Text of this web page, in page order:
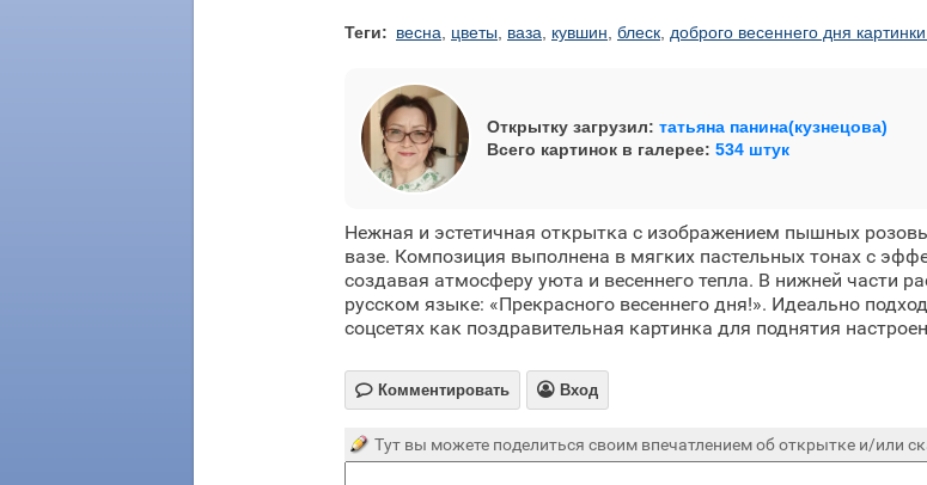
Теги: весна цветы ваза кувшин блеск доброго весеннего дня
Открытку загрузил: татьяна панина(кузнецова)
Всего картинок в галерее: 534 штук
Нежная и эстетичная открытка с изображением пышных
вазе. Композиция выполнена в мягких пастельных тонах с
создавая атмосферу уюта и весеннего тепла. В нижней части
русском языке: «Прекрасного весеннего дня!». Идеально
соцсетях как поздравительная картинка для поднятия
 Комментировать  Вход
Тут вы можете поделиться своим впечатлением об открытке и/или